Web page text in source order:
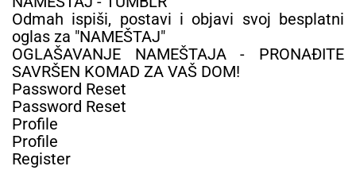
Odmah ispiši, postavi i objavi svoj besplatni
oglas za "NAMEŠTAJ"
OGLAŠAVANJE NAMEŠTAJA - PRONAĐITE
SAVRŠEN KOMAD ZA VAŠ DOM!
Password Reset
Password Reset
Profile
Profile
Register